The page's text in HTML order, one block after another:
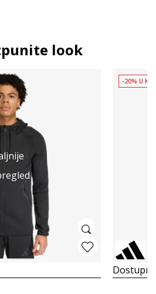
look
-20% U